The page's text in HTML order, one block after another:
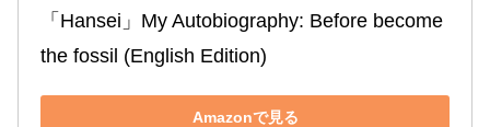
「Hansei」My Autobiography: Before become
the fossil (English Edition)
Amazonで見る